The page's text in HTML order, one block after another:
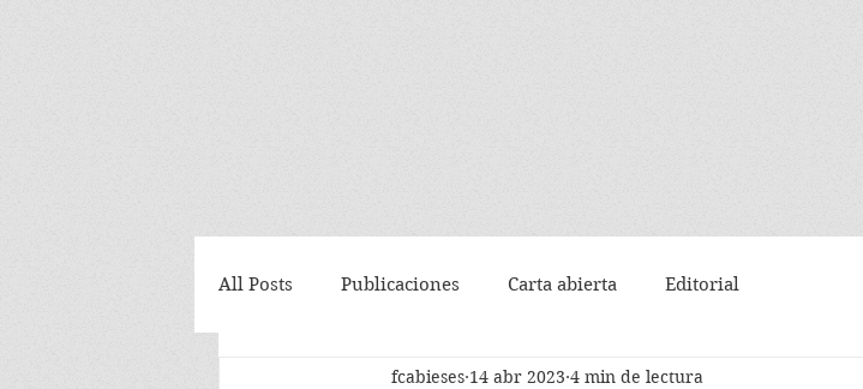
All Posts Publicaciones Carta abierta Editorial
fcabieses 14 abr 2023 4 min de lectura